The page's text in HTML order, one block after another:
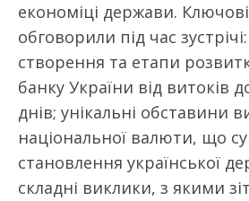
економіці держави.
обговорили під час зустрічі:
створення та етапи
банку України від витоків
днів; унікальні обставини
національної валюти, що
становлення української
складні виклики, з якими